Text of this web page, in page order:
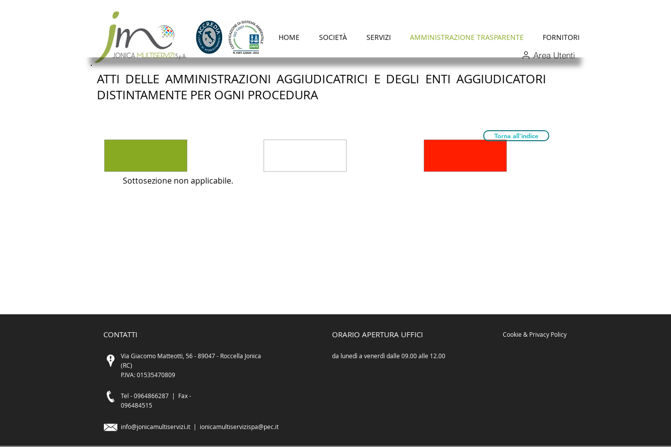
HOME SOCIETÀ SERVIZI AMMINISTRAZIONE TRASPARENTE FORNITORI
Area Utenti
ATTI DELLE AMMINISTRAZIONI AGGIUDICATRICI E DEGLI ENTI AGGIUDICATORI
DISTINTAMENTE PER OGNI PROCEDURA​
Torna all'indice
Sottosezione non applicabile.
CONTATTI
Via Giacomo Matteotti, 56 - 89047 - Roccella Jonica
(RC)
P.IVA: 01535470809
ORARIO APERTURA UFFICI Cookie & Privacy Policy
da lunedì a venerdì dalle 09.00 alle 12.00
Tel -0964866287 | Fax -
096484515
info@jonicamultiservizi.it | ionicamultiservizispa@pec.it